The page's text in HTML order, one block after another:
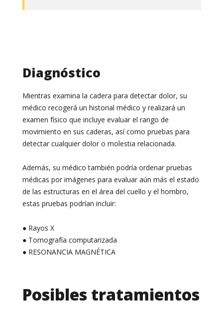
Diagnóstico
Mientras examina la cadera para detectar dolor, su
médico recogerá un historial médico y realizará un
examen físico que incluye evaluar el rango de
movimiento en sus caderas, así como pruebas para
detectar cualquier dolor o molestia relacionada.
Además, su médico también podría ordenar pruebas
médicas por imágenes para evaluar aún más el estado
de las estructuras en el área del cuello y el hombro,
estas pruebas podrían incluir:
● Rayos X
● Tomografía computarizada
● RESONANCIA MAGNÉTICA
Posibles tratamientos